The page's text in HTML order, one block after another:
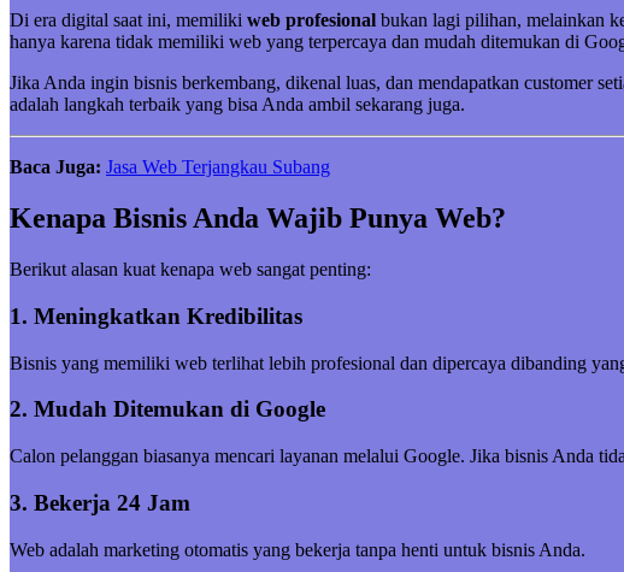
Di era digital saat ini, memiliki web profesional bukan lagi pilihan, melainkan
hanya karena tidak memiliki web yang terpercaya dan mudah ditemukan di
Jika Anda ingin bisnis berkembang, dikenal luas, dan mendapatkan customer
adalah langkah terbaik yang bisa Anda ambil sekarang juga.
Baca Juga: Jasa Web Terjangkau Subang
Kenapa Bisnis Anda Wajib Punya Web?
Berikut alasan kuat kenapa web sangat penting:
1. Meningkatkan Kredibilitas
Bisnis yang memiliki web terlihat lebih profesional dan dipercaya dibanding
2. Mudah Ditemukan di Google
Calon pelanggan biasanya mencari layanan melalui Google. Jika bisnis Anda
3. Bekerja 24 Jam
Web adalah marketing otomatis yang bekerja tanpa henti untuk bisnis Anda.